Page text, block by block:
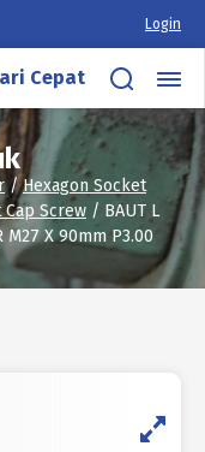
Login
Cepat
/Hexagon Socket
Cap Screw / BAUT L
M27 X 90mm P3.00